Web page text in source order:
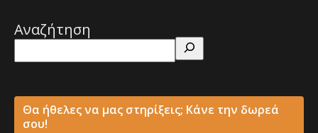
Αναζήτηση
Θα ήθελες να μας στηρίξεις; Κάνε την δωρεά
σου!